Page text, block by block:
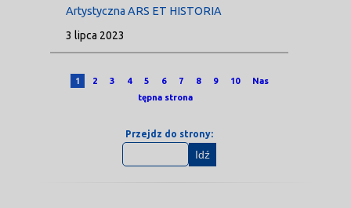
Artystyczna ARS ET HISTORIA
3 lipca 2023
1 2 3 4 5 6 7 8 9 10
Nas
tępna strona
Przejdz do strony:
Idź